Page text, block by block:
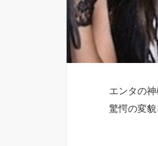
エンタの
驚愕の変